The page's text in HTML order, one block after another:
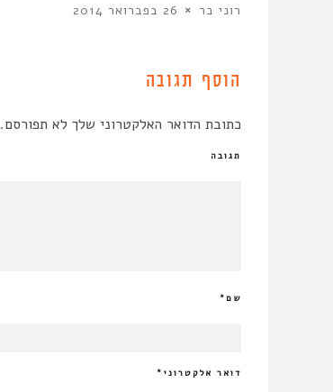
רוני בר 26 בפברואר 2014
הוסף תגובה
כתובת הדואר האלקטרוני שלך לא תפורסם.
תגובה
שם*
דואר אלקטרוני *